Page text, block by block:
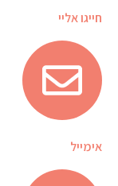
חייגו אליי
אימייל